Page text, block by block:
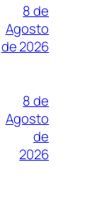
8 de
Agosto
de 2026
8 de
Agosto
de
2026